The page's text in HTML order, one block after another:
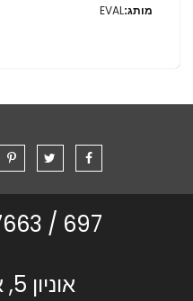
נוסף
EVAL
697 /
אוניון 5, אשדוד